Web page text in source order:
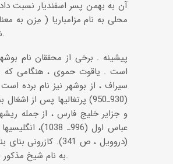
محلی به نام مزامباریا ( مِزن به
شبه جزیرة بوشهر کنونی مطابق می دانند (مستوفی ، ص 46، 55؛ گابریل ، ص 32).
پیشینه . برخی از محققان نام
است . یاقوت حموی ، هنگامی که
(930ـ950) پرتغالیها پس
عباس اول
به نام شیخ مذکور از عربستان کوچ کرد و سرانجام در بوشهر ساکن شد و به صیادی پرداخت (ص 47).